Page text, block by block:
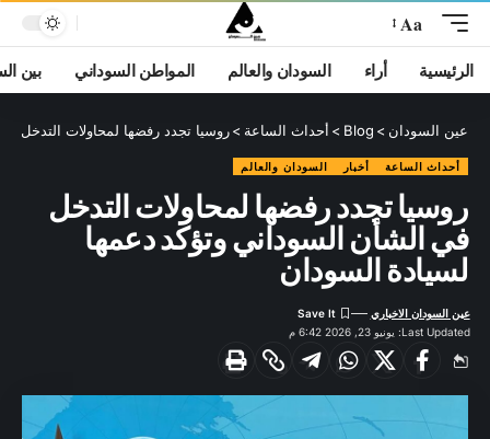
Aa
الرئيسية أراء السودان والعالم المواطن السوداني بين
عين السودان >
Blog
> أحداث الساعة >روسيا تجدد رفضها لمحاولات التدخل
أحداث الساعة أخبار السودان والعالم
روسيا تجدد رفضها لمحاولات التدخل
في الشأن السوداني وتؤكد دعمها
لسيادة السودان
Last Updated: يونيو 23, 2026 6:42 م
عين السودان الاخباري